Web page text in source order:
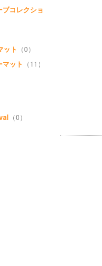
コレクショ
ット （0）
ット （11）
（0）